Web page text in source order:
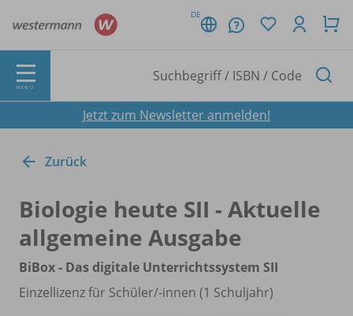
DE
MENÜ
Jetzt zum Newsletter anmelden!
Zurück
Biologie heute SII - Aktuelle
allgemeine Ausgabe
BiBox - Das digitale Unterrichtssystem SII
Einzellizenz für Schüler/-innen (1 Schuljahr)